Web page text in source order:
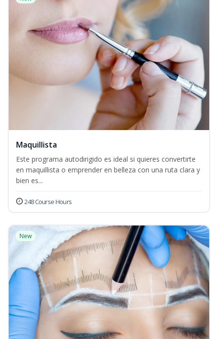
Maquillista
Este programa autodirigido es ideal si quieres convertirte
en maquillista o emprender en belleza con una ruta clara y
bien es...
248 Course Hours
New